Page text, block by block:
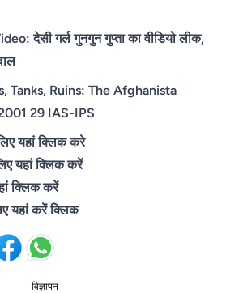
देसी गर्ल गुनगुन गुप्ता का वीडियो लीक,
Tanks, Ruins: The Afghanista
29 IAS-IPS
यहां क्लिक करे
यहां क्लिक करें
क्लिक करें
यहां करें क्लिक
विज्ञापन